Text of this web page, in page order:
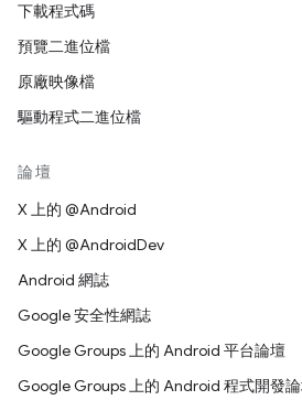
下載程式碼
預覽二進位檔
原廠映像檔
驅動程式二進位檔
論壇
X 上的 @Android
X 上的 @AndroidDev
Android 網誌
Google 安全性網誌
Google Groups 上的 Android 平台論壇
Google Groups 上的 Android 程式開發